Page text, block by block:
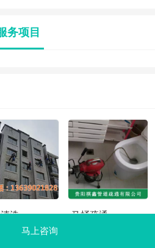
务项目
洗 马桶疏通
马上咨询